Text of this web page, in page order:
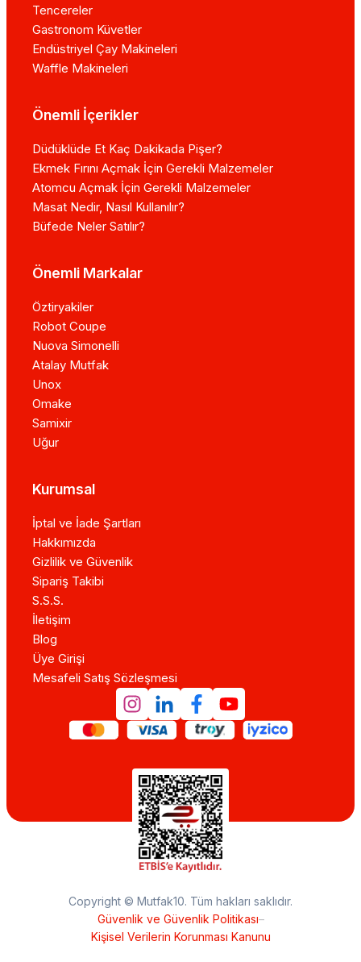
Tencereler
Gastronom Küvetler
Endüstriyel Çay Makineleri
Waffle Makineleri
Önemli İçerikler
Düdüklüde Et Kaç Dakikada Pişer?
Ekmek Fırını Açmak İçin Gerekli Malzemeler
Atomcu Açmak İçin Gerekli Malzemeler
Masat Nedir, Nasıl Kullanılır?
Büfede Neler Satılır?
Önemli Markalar
Öztiryakiler
Robot Coupe
Nuova Simonelli
Atalay Mutfak
Unox
Omake
Samixir
Uğur
Kurumsal
İptal ve İade Şartları
Hakkımızda
Gizlilik ve Güvenlik
Sipariş Takibi
S.S.S.
İletişim
Blog
Üye Girişi
Mesafeli Satış Sözleşmesi
Copyright © Mutfak10. Tüm hakları saklıdır.
Güvenlik ve Güvenlik Politikası–
Kişisel Verilerin Korunması Kanunu